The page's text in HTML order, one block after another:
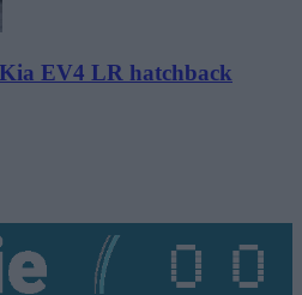
EV4 LR hatchback